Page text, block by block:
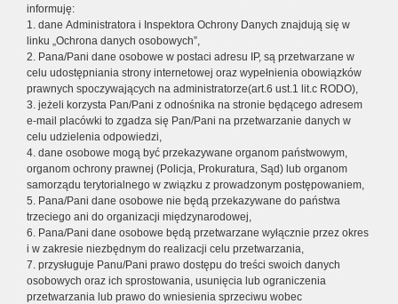
informuję:
1. dane Administratora i Inspektora Ochrony Danych znajdują się w
linku „Ochrona danych osobowych”,
2. Pana/Pani dane osobowe w postaci adresu IP, są przetwarzane w
celu udostępniania strony internetowej oraz wypełnienia obowiązków
prawnych spoczywających na administratorze(art.6 ust.1 lit.c RODO),
3. jeżeli korzysta Pan/Pani z odnośnika na stronie będącego adresem
e-mail placówki to zgadza się Pan/Pani na przetwarzanie danych w
celu udzielenia odpowiedzi,
4. dane osobowe mogą być przekazywane organom państwowym,
organom ochrony prawnej (Policja, Prokuratura, Sąd) lub organom
samorządu terytorialnego w związku z prowadzonym postępowaniem,
5. Pana/Pani dane osobowe nie będą przekazywane do państwa
trzeciego ani do organizacji międzynarodowej,
6. Pana/Pani dane osobowe będą przetwarzane wyłącznie przez okres
i w zakresie niezbędnym do realizacji celu przetwarzania,
7. przysługuje Panu/Pani prawo dostępu do treści swoich danych
osobowych oraz ich sprostowania, usunięcia lub ograniczenia
przetwarzania lub prawo do wniesienia sprzeciwu wobec